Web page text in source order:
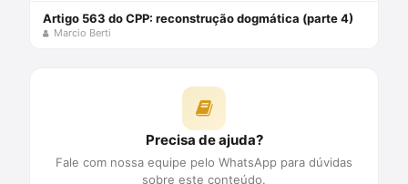
Artigo 563 do CPP: reconstrução dogmática (parte 4)
Marcio Berti
Precisa de ajuda?
Fale com nossa equipe pelo WhatsApp para dúvidas
sobre este conteúdo.